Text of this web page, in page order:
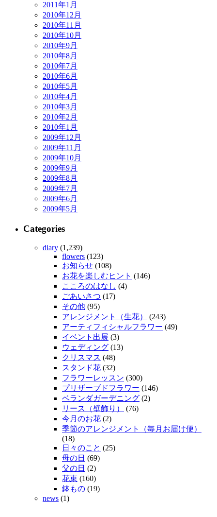
2011年1月
2010年12月
2010年11月
2010年10月
2010年9月
2010年8月
2010年7月
2010年6月
2010年5月
2010年4月
2010年3月
2010年2月
2010年1月
2009年12月
2009年11月
2009年10月
2009年9月
2009年8月
2009年7月
2009年6月
2009年5月
Categories
diary (1,239)
flowers (123)
お知らせ (108)
お花を楽しむヒント (146)
こころのはなし (4)
ごあいさつ (17)
その他 (95)
アレンジメント（生花）
(243)
アーティフィシャルフラワー (49)
イベント出展 (3)
ウェディング (13)
クリスマス (48)
スタンド花 (32)
フラワーレッスン (300)
プリザーブドフラワー (146)
ベランダガーデニング (2)
リース（壁飾り）
(76)
今月のお花 (2)
季節のアレンジメント（毎月お届け便）
(18)
日々のこと (25)
母の日 (69)
父の日 (2)
花束 (160)
鉢もの (19)
news (1)